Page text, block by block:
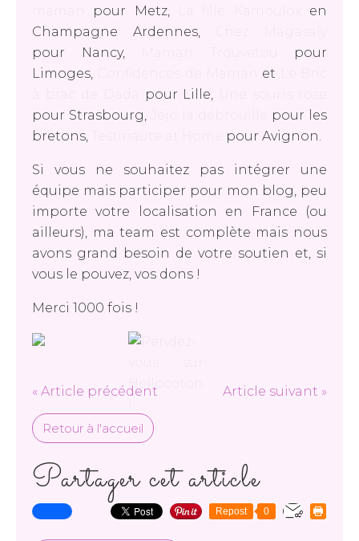
pour Metz,
en
Champagne Ardennes,
pour Nancy,
pour
Limoges,
et
pour Lille,
pour Strasbourg,
pour les
bretons,
pour Avignon.
Si vous ne souhaitez pas intégrer une
équipe mais participer pour mon blog, peu
importe votre localisation en France (ou
ailleurs), ma team est complète mais nous
avons grand besoin de votre soutien et, si
vous le pouvez, vos dons !
Merci 1000 fois !
« Article précédent Article suivant »
Retour à l'accueil
Partager cet article
Repost 0